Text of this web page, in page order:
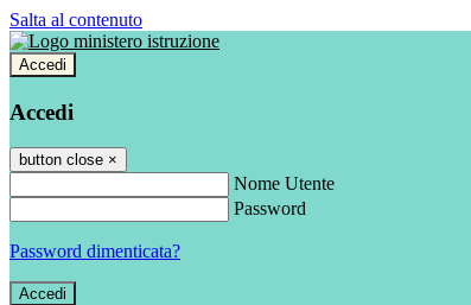
Salta al contenuto
Accedi
Accedi
button close ×
Nome Utente
Password
Password dimenticata?